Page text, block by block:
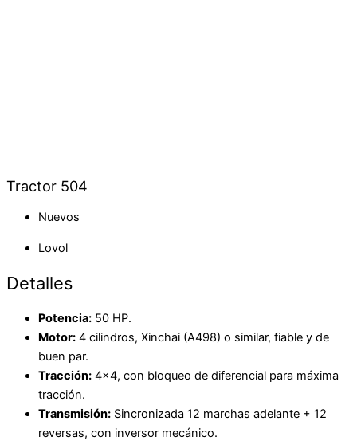
Tractor 504
Nuevos
Lovol
Detalles
Potencia: 50 HP.
Motor: 4 cilindros, Xinchai (A498) o similar, fiable y de
buen par.
Tracción: 4×4, con bloqueo de diferencial para máxima
tracción.
Transmisión: Sincronizada 12 marchas adelante + 12
reversas, con inversor mecánico.